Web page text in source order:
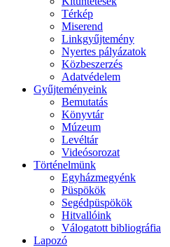
Térkép
Miserend
Linkgyűjtemény
Nyertes pályázatok
Közbeszerzés
Adatvédelem
Gyűjteményeink
Bemutatás
Könyvtár
Múzeum
Levéltár
Videósorozat
Történelmünk
Egyházmegyénk
Püspökök
Segédpüspökök
Hitvallóink
Válogatott bibliográfia
Lapozó